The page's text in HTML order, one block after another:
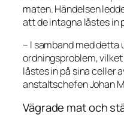
maten. Händelsen
att de intagna låstes in
– I samband med detta
ordningsproblem,
låstes in på sina celler
anstaltschefen Johan
Vägrade mat och